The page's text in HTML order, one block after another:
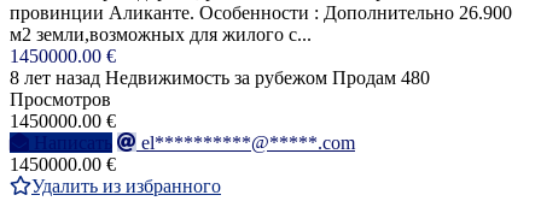
провинции Аликанте. Особенности : Дополнительно 26.900
м2 земли,возможных для жилого с...
1450000.00 €
8 лет назад Недвижимость за рубежом Продам 480
Просмотров
1450000.00 €
Написать
el**********@*****.com
1450000.00 €
Удалить из избранного